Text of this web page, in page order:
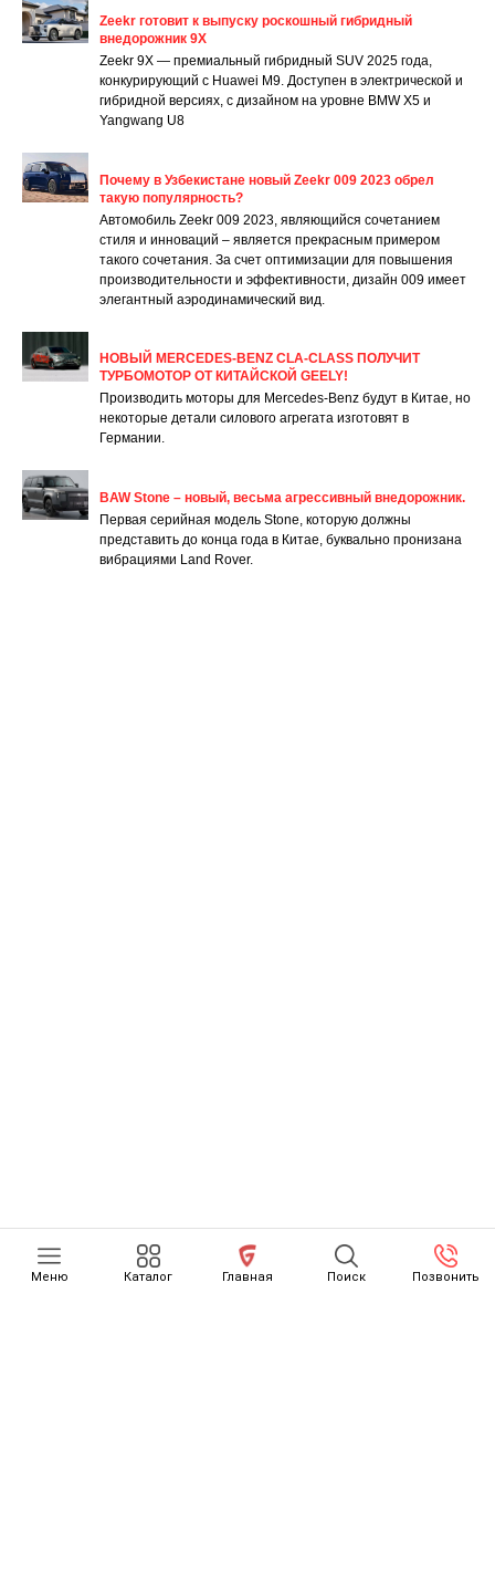
Меню Каталог Главная Поиск Позвонить
Zeekr готовит к выпуску роскошный гибридный
внедорожник 9X
Zeekr 9X — премиальный гибридный SUV 2025 года,
конкурирующий с Huawei M9. Доступен в электрической и
гибридной версиях, с дизайном на уровне BMW X5 и
Yangwang U8
Почему в Узбекистане новый Zeekr 009 2023 обрел
такую популярность?
Автомобиль Zeekr 009 2023, являющийся сочетанием
стиля и инноваций – является прекрасным примером
такого сочетания. За счет оптимизации для повышения
производительности и эффективности, дизайн 009 имеет
элегантный аэродинамический вид.
НОВЫЙ MERCEDES-BENZ CLA-CLASS ПОЛУЧИТ
ТУРБОМОТОР ОТ КИТАЙСКОЙ GEELY!
Производить моторы для Mercedes-Benz будут в Китае, но
некоторые детали силового агрегата изготовят в
Германии.
BAW Stone – новый, весьма агрессивный внедорожник.
Первая серийная модель Stone, которую должны
представить до конца года в Китае, буквально пронизана
вибрациями Land Rover.